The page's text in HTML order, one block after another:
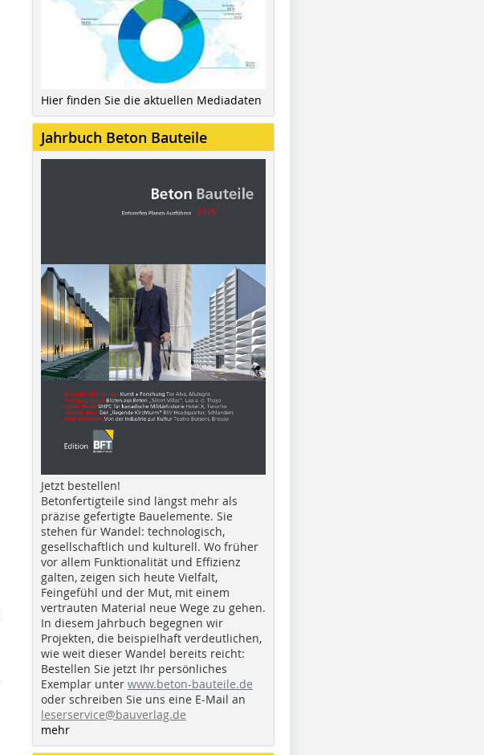
Hier finden Sie die aktuellen Mediadaten
Jahrbuch Beton Bauteile
Jetzt bestellen!
Betonfertigteile sind längst mehr als
präzise gefertigte Bauelemente. Sie
stehen für Wandel: technologisch,
gesellschaftlich und kulturell. Wo früher
vor allem Funktionalität und Effizienz
galten, zeigen sich heute Vielfalt,
Feingefühl und der Mut, mit einem
vertrauten Material neue Wege zu gehen.
In diesem Jahrbuch begegnen wir
Projekten, die beispielhaft verdeutlichen,
wie weit dieser Wandel bereits reicht:
Bestellen Sie jetzt Ihr persönliches
Exemplar unter www.beton-bauteile.de
oder schreiben Sie uns eine E-Mail an
leserservice@bauverlag.de
mehr